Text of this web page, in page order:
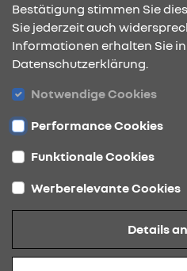
ÖFFNUNGSZEITEN
Bestätigung stimmen Sie
Sie jederzeit auch
Informationen erhalten Sie
Datenschutzerklärung.
Notwendige Cookies
Performance Cookies
Funktionale Cookies
Werberelevante Cookies
Details